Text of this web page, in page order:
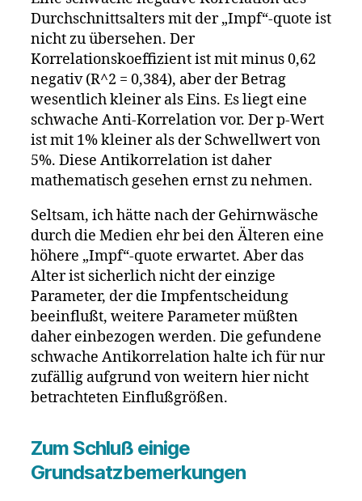
Durchschnittsalters mit der „Impf“-quote ist
nicht zu übersehen. Der
Korrelationskoeffizient ist mit minus 0,62
negativ (R^2 = 0,384), aber der Betrag
wesentlich kleiner als Eins. Es liegt eine
schwache Anti-Korrelation vor. Der p-Wert
ist mit 1% kleiner als der Schwellwert von
5%. Diese Antikorrelation ist daher
mathematisch gesehen ernst zu nehmen.
Seltsam, ich hätte nach der Gehirnwäsche
durch die Medien ehr bei den Älteren eine
höhere „Impf“-quote erwartet. Aber das
Alter ist sicherlich nicht der einzige
Parameter, der die Impfentscheidung
beeinflußt, weitere Parameter müßten
daher einbezogen werden. Die gefundene
schwache Antikorrelation halte ich für nur
zufällig aufgrund von weitern hier nicht
betrachteten Einflußgrößen.
Zum Schluß einige
Grundsatzbemerkungen